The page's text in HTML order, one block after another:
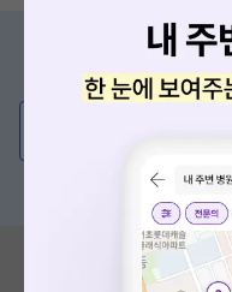
증상/치료,
의사
혹은, 의료상담
혹시 잘못된 병원정보
모두닥 팀에 알려주세요!